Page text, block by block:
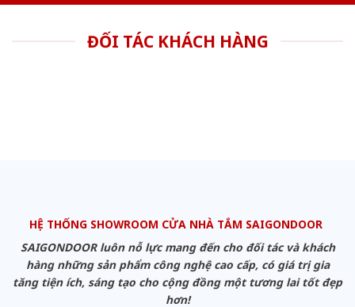
ĐỐI TÁC KHÁCH HÀNG
HỆ THỐNG SHOWROOM CỬA NHÀ TẮM SAIGONDOOR
SAIGONDOOR luôn nỗ lực mang đến cho đối tác và khách
hàng những sản phẩm công nghệ cao cấp, có giá trị gia
tăng tiện ích, sáng tạo cho cộng đồng một tương lai tốt đẹp
hơn!